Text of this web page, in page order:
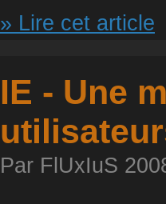
» Lire cet article
IE - Une
Par FlUxIuS